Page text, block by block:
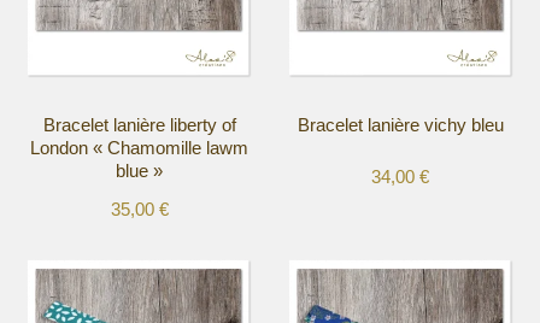
Bracelet lanière liberty of
London « Chamomille lawm
blue »
35,00 €
plusieurs
Bracelet lanière vichy bleu
34,00€
plusieurs